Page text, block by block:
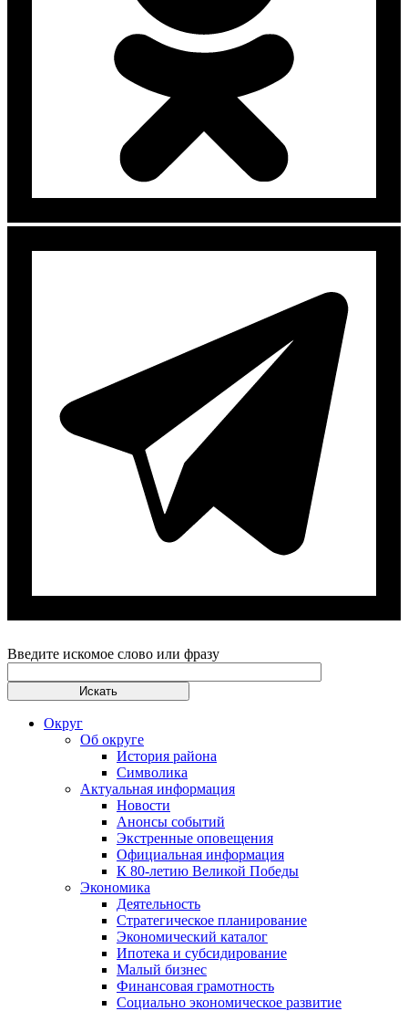
Введите искомое слово или фразу
Округ
Об округе
История района
Символика
Актуальная информация
Новости
Анонсы событий
Экстренные оповещения
Официальная информация
К 80-летию Великой Победы
Экономика
Деятельность
Стратегическое планирование
Экономический каталог
Ипотека и субсидирование
Малый бизнес
Финансовая грамотность
Социально экономическое развитие